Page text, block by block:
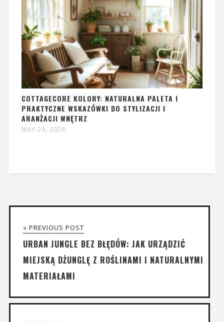
COTTAGECORE KOLORY: NATURALNA PALETA I
PRAKTYCZNE WSKAZÓWKI DO STYLIZACJI I
ARANŻACJI WNĘTRZ
MAY 24, 2026
« PREVIOUS POST
URBAN JUNGLE BEZ BŁĘDÓW: JAK URZĄDZIĆ
MIEJSKĄ DŻUNGLĘ Z ROŚLINAMI I NATURALNYMI
MATERIAŁAMI